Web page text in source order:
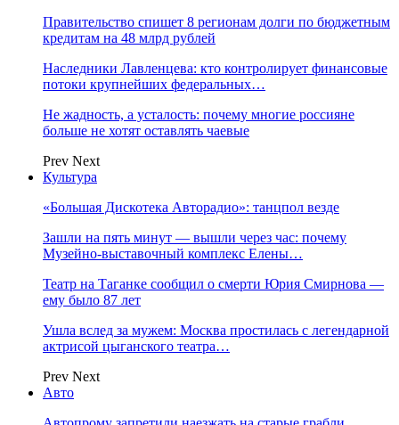
Правительство спишет 8 регионам долги по бюджетным
кредитам на 48 млрд рублей
Наследники Лавленцева: кто контролирует финансовые
потоки крупнейших федеральных…
Не жадность, а усталость: почему многие россияне
больше не хотят оставлять чаевые
Prev Next
Культура
«Большая Дискотека Авторадио»: танцпол везде
Зашли на пять минут — вышли через час: почему
Музейно-выставочный комплекс Елены…
Театр на Таганке сообщил о смерти Юрия Смирнова —
ему было 87 лет
Ушла вслед за мужем: Москва простилась с легендарной
актрисой цыганского театра…
Prev Next
Авто